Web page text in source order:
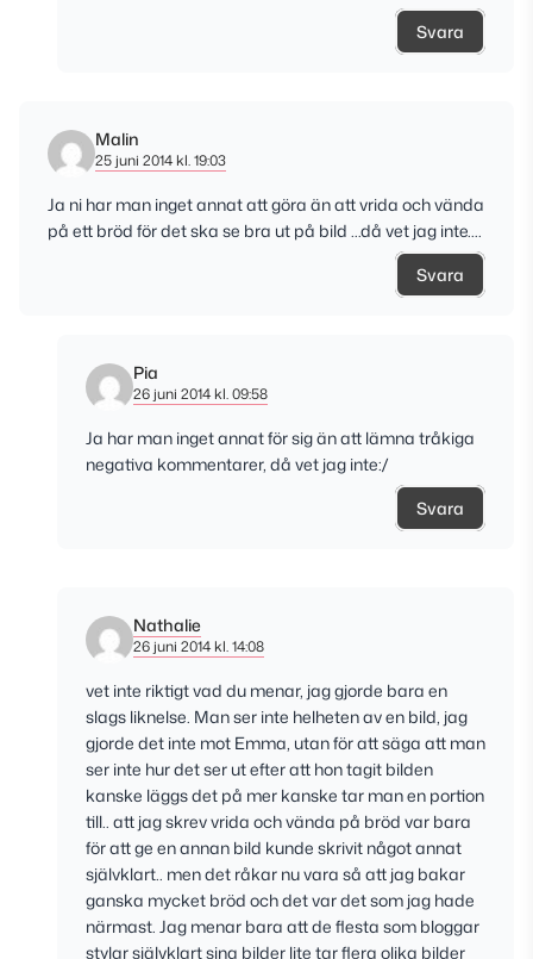
Svara
Malin
25 juni 2014 kl. 19:03
Ja ni har man inget annat att göra än att vrida och vända
på ett bröd för det ska se bra ut på bild …då vet jag inte….
Svara
Pia
26 juni 2014 kl. 09:58
Ja har man inget annat för sig än att lämna tråkiga
negativa kommentarer, då vet jag inte:/
Svara
Nathalie
26 juni 2014 kl. 14:08
vet inte riktigt vad du menar, jag gjorde bara en
slags liknelse. Man ser inte helheten av en bild, jag
gjorde det inte mot Emma, utan för att säga att man
ser inte hur det ser ut efter att hon tagit bilden
kanske läggs det på mer kanske tar man en portion
till.. att jag skrev vrida och vända på bröd var bara
för att ge en annan bild kunde skrivit något annat
självklart.. men det råkar nu vara så att jag bakar
ganska mycket bröd och det var det som jag hade
närmast. Jag menar bara att de flesta som bloggar
stylar självklart sina bilder lite tar flera olika bilder